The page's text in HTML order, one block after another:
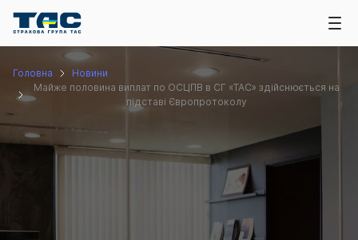
Головна
Новини
Майже половина виплат по ОСЦПВ в СГ «ТАС» здійснюється на
підставі Європротоколу